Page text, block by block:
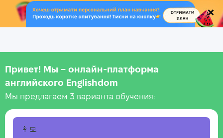
.
Привет! Мы – онлайн‑платформа
английского Englishdom
Мы предлагаем 3 варианта обучения:
👩‍💻